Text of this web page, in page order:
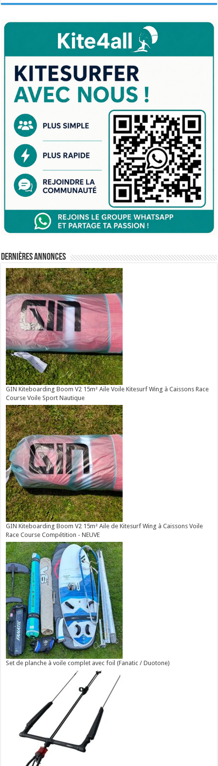
Dernières annonces
GIN Kiteboarding Boom V2 15m² Aile Voile Kitesurf Wing à Caissons Race
Course Voile Sport Nautique
GIN Kiteboarding Boom V2 15m² Aile de Kitesurf Wing à Caissons Voile
Race Course Compétition - NEUVE
Set de planche à voile complet avec foil (Fanatic / Duotone)